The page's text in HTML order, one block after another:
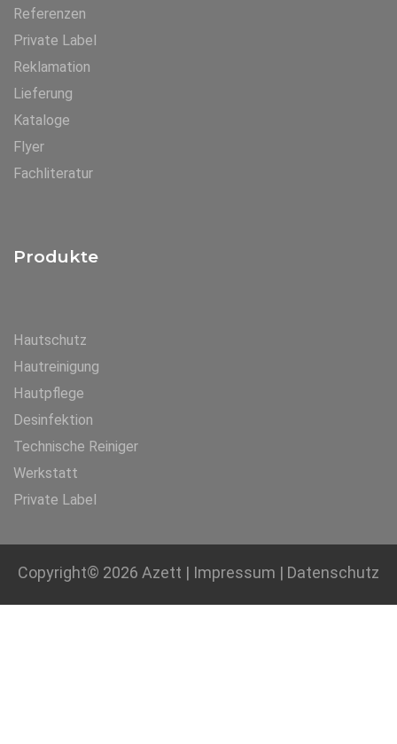
Referenzen
Private Label
Reklamation
Lieferung
Kataloge
Flyer
Fachliteratur
Produkte
Hautschutz
Hautreinigung
Hautpflege
Desinfektion
Technische Reiniger
Werkstatt
Private Label
Copyright© 2026 Azett | Impressum | Datenschutz